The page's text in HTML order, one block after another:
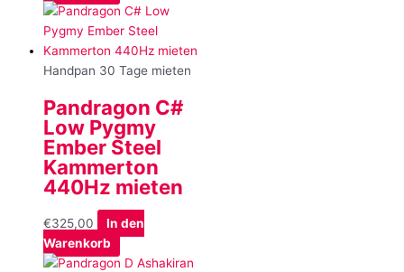
Handpan 30 Tage mieten
Pandragon C#
Low Pygmy
Ember Steel
Kammerton
440Hz mieten
€325,00
In den
Warenkorb